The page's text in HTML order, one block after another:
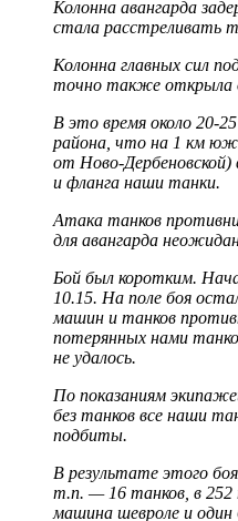
Колонна авангарда
стала расстреливать
Колонна главных сил
точно также открыла
В это время около 20-
района, что на 1 км
от Ново-
и фланга наши танки.
Атака танков
для авангарда
Бой был коротким.
10.15. На поле боя
машин и танков
потерянных нами
не удалось.
По показаниям
без танков все наши
подбиты.
В результате этого
т.п. — 16 танков, в
машина шевроле и один